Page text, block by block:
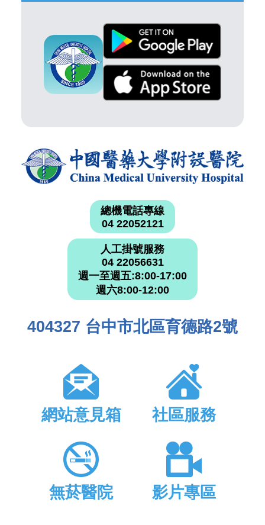
總機電話專線
04 22052121
人工掛號服務
04 22056631
週一至週五:8:00-17:00
週六8:00-12:00
404327 台中市北區育德路2號
網站意見箱 社區服務
無菸醫院 影片專區